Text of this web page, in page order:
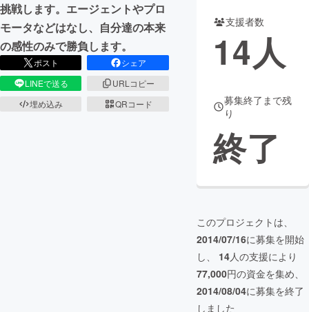
CAMPFIRE for Social Good
CAMPFIRE Creation
CAMPFIREふるさと納税
コミュニティ
挑戦します。エージェントやプロ
モータなどはなし、自分達の本来
の感性のみで勝負します。
ポスト
シェア
LINEで送る
URLコピー
埋め込み
QRコード
支援者数
14人
募集終了まで残
り
終了
このプロジェクトは、
2014/07/16に募集を開始
し、 14人の支援により
77,000円の資金を集め、
2014/08/04に募集を終了
しました